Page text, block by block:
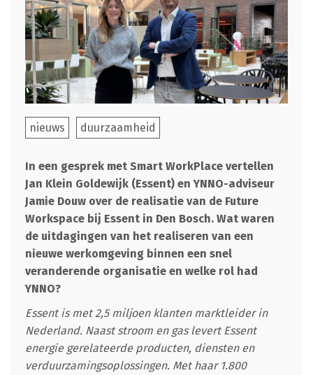
nieuws duurzaamheid
In een gesprek met Smart WorkPlace vertellen
Jan Klein Goldewijk (Essent) en YNNO-adviseur
Jamie Douw over de realisatie van de Future
Workspace bij Essent in Den Bosch. Wat waren
de uitdagingen van het realiseren van een
nieuwe werkomgeving binnen een snel
veranderende organisatie en welke rol had
YNNO?
Essent is met 2,5 miljoen klanten marktleider in
Nederland. Naast stroom en gas levert Essent
energie gerelateerde producten, diensten en
verduurzamingsoplossingen. Met haar 1.800